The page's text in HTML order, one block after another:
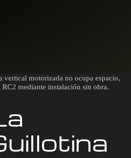
vertical motorizada no ocupa espacio,
mediante instalación sin obra.